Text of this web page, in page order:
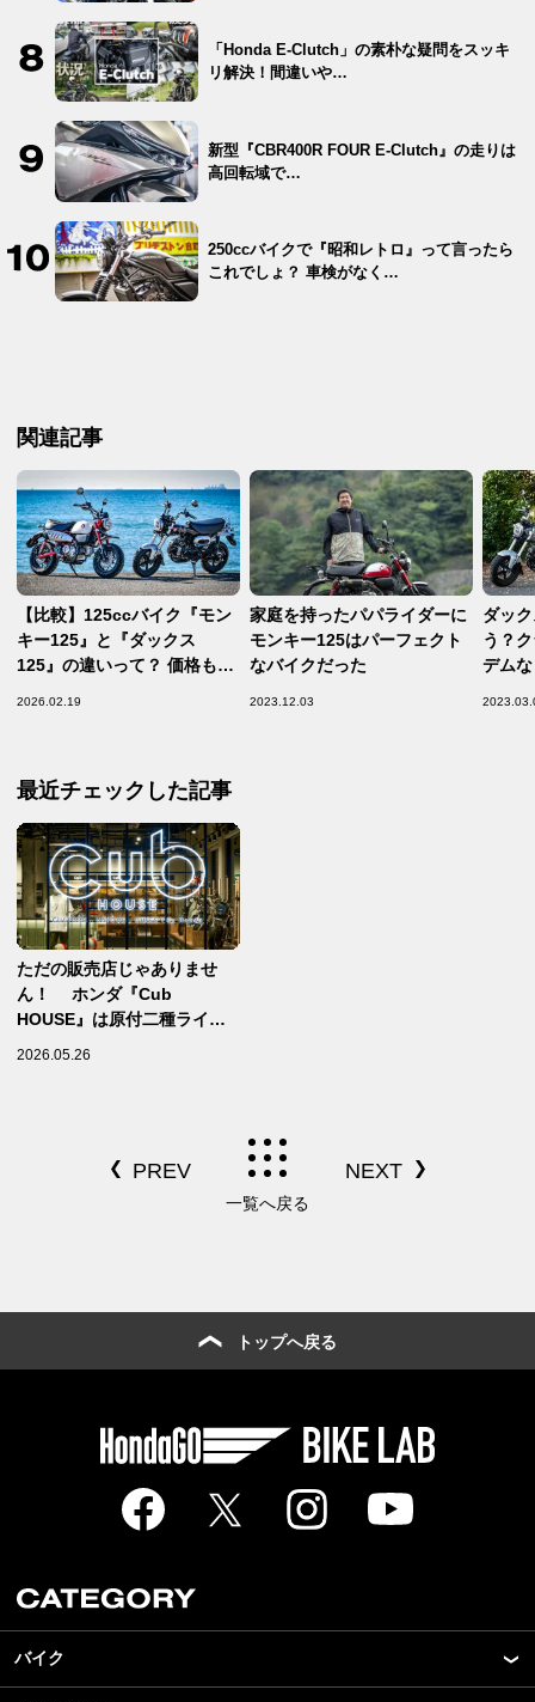
「Honda E-Clutch」の素朴な疑問をスッキ
リ解決！間違いや…
新型『CBR400R FOUR E-Clutch』の走りは
高回転域で…
250ccバイクで『昭和レトロ』って言ったら
これでしょ？ 車検がなく…
関連記事
【比較】125ccバイク『モン
キー125』と『ダックス
125』の違いって？ 価格も排
2026.02.19
家庭を持ったパパライダーに
モンキー125はパーフェクト
なバイクだった
2023.12.03
ダッ
う？
デム
最近チェックした記事
ただの販売店じゃありませ
ん！ ホンダ『Cub
HOUSE』は原付二種ライフ
2026.05.26
一覧へ戻る
トップへ戻る
バイク